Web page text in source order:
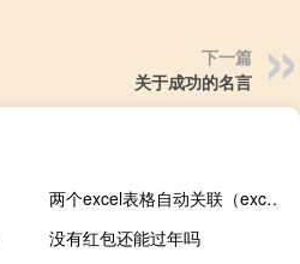
下一篇
关于成功的名言
两个excel表格自动关联（excel表格自动关联另一个表格数据）
没有红包还能过年吗